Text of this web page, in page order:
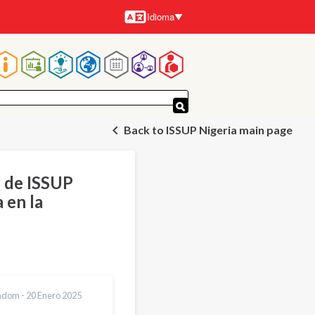
Idiomas
Idioma
Back to ISSUP Nigeria main page
ISSUP
en la
- 20 Enero 2025